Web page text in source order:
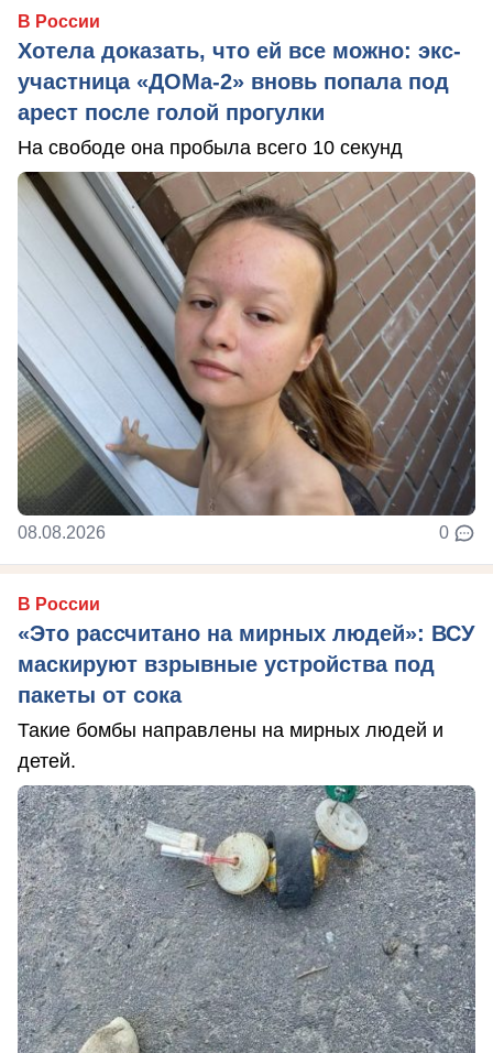
В России
Хотела доказать, что ей все можно: экс-
участница «ДОМа-2» вновь попала под
арест после голой прогулки
На свободе она пробыла всего 10 секунд
08.08.2026 0
В России
«Это рассчитано на мирных людей»: ВСУ
маскируют взрывные устройства под
пакеты от сока
Такие бомбы направлены на мирных людей и
детей.